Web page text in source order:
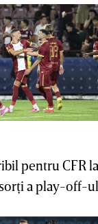
pentru CFR la
a play-off-